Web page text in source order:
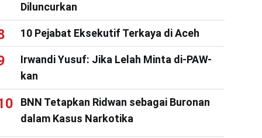
Diluncurkan
10 Pejabat Eksekutif Terkaya di Aceh
Irwandi Yusuf: Jika Lelah Minta di-PAW-
kan
BNN Tetapkan Ridwan sebagai Buronan
dalam Kasus Narkotika